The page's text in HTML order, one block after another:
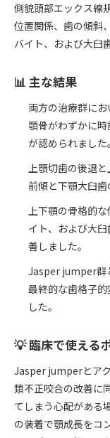
側貌頭部エックス線
位置関係、歯の傾斜
バイト、および大臼
📊 主な結果
両方の治療群に
顎骨がわずかに
が認められました。
上顎切歯の後退
前傾と下顎大臼歯
上下顎の骨格的
イト、および大
善しました。
Jasper jumper群
最終的な歯格子
した。
💡 臨床で使える
Jasper jumperとア
類不正咬合の改善に
てしまう心配がある
の装着で顎成長をコ